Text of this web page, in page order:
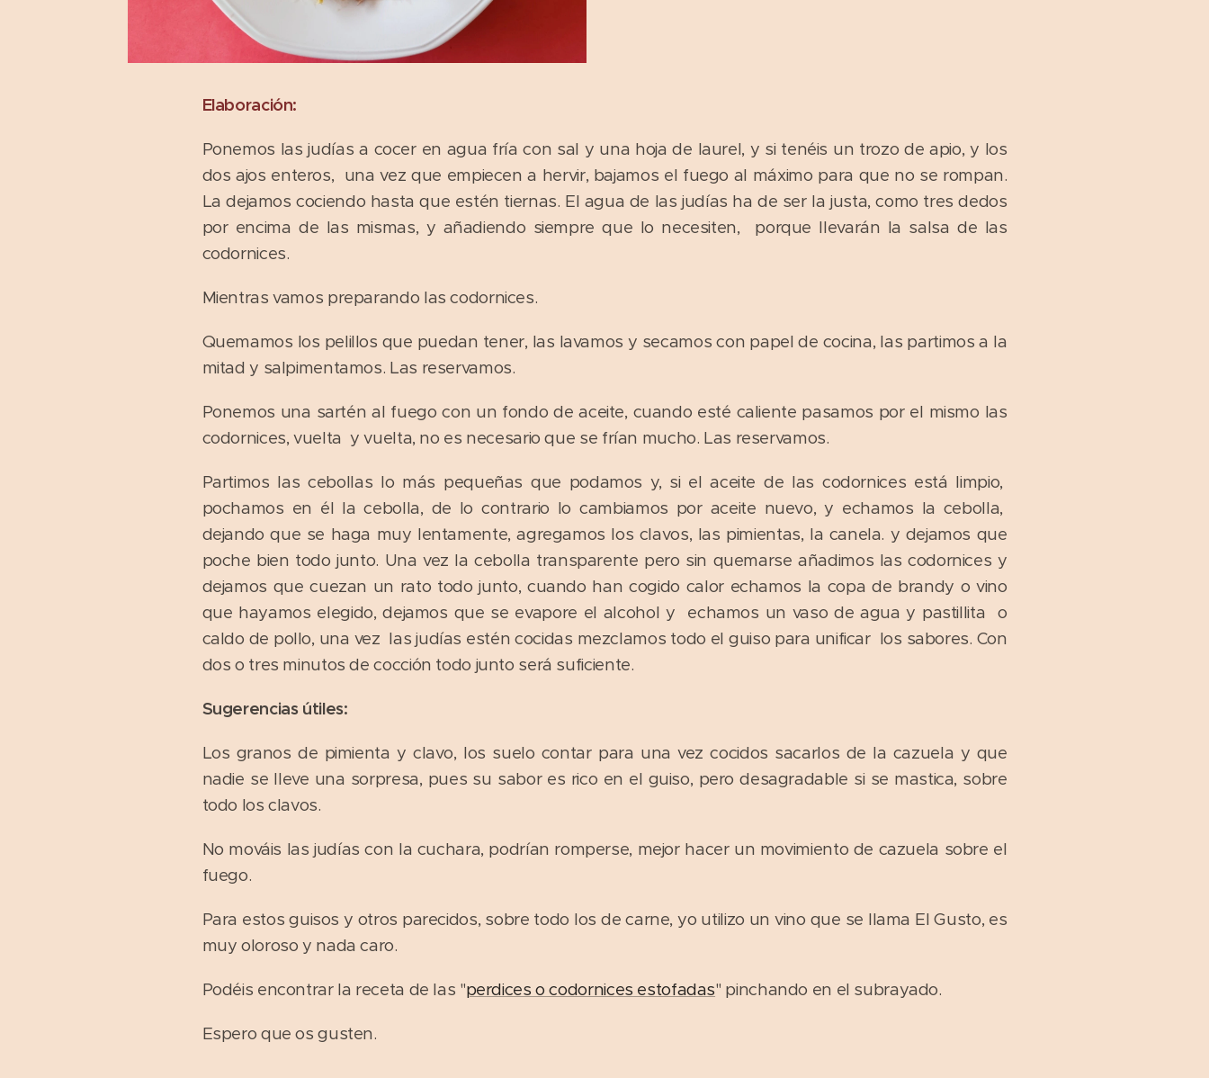
Elaboración:
Ponemos las judías a cocer en agua fría con sal y una hoja de laurel, y si tenéis un trozo de apio, y los
dos ajos enteros, una vez que empiecen a hervir, bajamos el fuego al máximo para que no se rompan.
La dejamos cociendo hasta que estén tiernas. El agua de las judías ha de ser la justa, como tres dedos
por encima de las mismas, y añadiendo siempre que lo necesiten, porque llevarán la salsa de las
codornices.
Mientras vamos preparando las codornices.
Quemamos los pelillos que puedan tener, las lavamos y secamos con papel de cocina, las partimos a la
mitad y salpimentamos. Las reservamos.
Ponemos una sartén al fuego con un fondo de aceite, cuando esté caliente pasamos por el mismo las
codornices, vuelta y vuelta, no es necesario que se frían mucho. Las reservamos.
Partimos las cebollas lo más pequeñas que podamos y, si el aceite de las codornices está limpio,
pochamos en él la cebolla, de lo contrario lo cambiamos por aceite nuevo, y echamos la cebolla,
dejando que se haga muy lentamente, agregamos los clavos, las pimientas, la canela. y dejamos que
poche bien todo junto. Una vez la cebolla transparente pero sin quemarse añadimos las codornices y
dejamos que cuezan un rato todo junto, cuando han cogido calor echamos la copa de brandy o vino
que hayamos elegido, dejamos que se evapore el alcohol y echamos un vaso de agua y pastillita o
caldo de pollo, una vez las judías estén cocidas mezclamos todo el guiso para unificar los sabores. Con
dos o tres minutos de cocción todo junto será suficiente.
Sugerencias útiles:
Los granos de pimienta y clavo, los suelo contar para una vez cocidos sacarlos de la cazuela y que
nadie se lleve una sorpresa, pues su sabor es rico en el guiso, pero desagradable si se mastica, sobre
todo los clavos.
No mováis las judías con la cuchara, podrían romperse, mejor hacer un movimiento de cazuela sobre el
fuego.
Para estos guisos y otros parecidos, sobre todo los de carne, yo utilizo un vino que se llama El Gusto, es
muy oloroso y nada caro.
Podéis encontrar la receta de las "perdices o codornices estofadas" pinchando en el subrayado.
Espero que os gusten.